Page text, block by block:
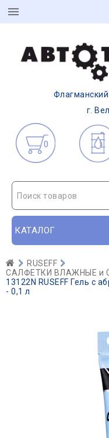
г.
0
Поиск товаров
КАТАЛОГ
RUSEFF
САЛФЕТКИ ВЛАЖНЫЕ и
13122N RUSEFF Гель с
- 0,1 л